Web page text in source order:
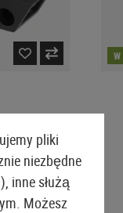
Stock
€
pliki
niezbędne
inne służą
Możesz